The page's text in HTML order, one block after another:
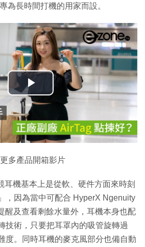
為長時間打機的用家而設。
播
放
影
片
多產品開箱影片
耳機基本上是從軟、硬件方面來時刻
，因為當中可配合 HyperX Ngenuity
醒及查看剩餘水量外，耳機本身也配
技術，只要把耳罩內的吸管旋轉過
度。同時耳機的麥克風部分也備自動